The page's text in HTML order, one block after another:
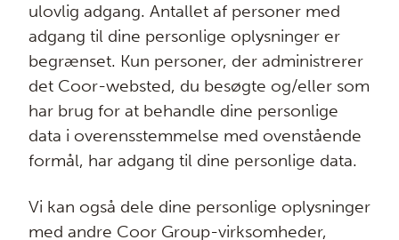
ulovlig adgang. Antallet af personer med
adgang til dine personlige oplysninger er
begrænset. Kun personer, der administrerer
det Coor-websted, du besøgte og/eller som
har brug for at behandle dine personlige
data i overensstemmelse med ovenstående
formål, har adgang til dine personlige data.
Vi kan også dele dine personlige oplysninger
med andre Coor Group-virksomheder,